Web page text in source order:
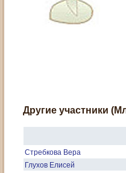
Другие участники
Стребкова Вера
Глухов Елисей